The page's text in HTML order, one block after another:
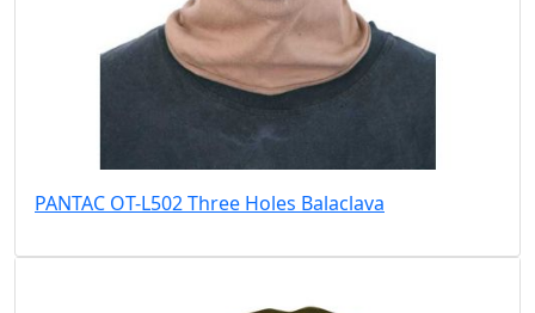
PANTAC OT-L502 Three Holes Balaclava